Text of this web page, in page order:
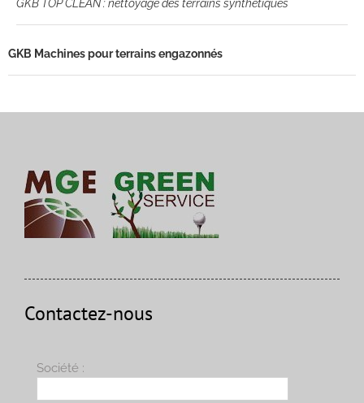
GKB TOP CLEAN : nettoyage des terrains synthétiques
GKB Machines pour terrains engazonnés
Contactez-nous
Société :